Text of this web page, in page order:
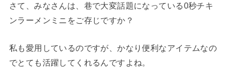
さて、みなさんは、巷で大変話題になっている0秒チキ
ンラーメンミニをご存じですか？
私も愛用しているのですが、かなり便利なアイテムなの
でとても活躍してくれるんですよね。